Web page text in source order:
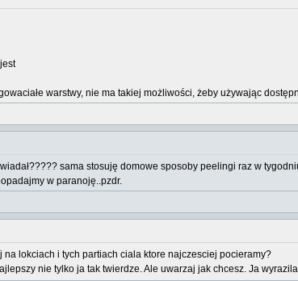
warstwy, nie ma takiej możliwości, żeby używając
sama stosuję domowe sposoby peelingi raz w
w paranoję..pzdr.
lokciach i tych partiach ciala ktore najczesciej pocieramy?
nie tylko ja tak twierdze. Ale uwarzaj jak chcesz. Ja